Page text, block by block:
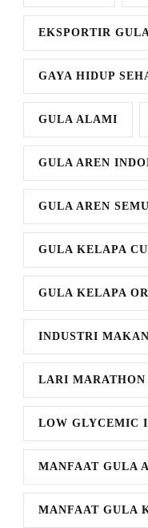
EKSPORTIR
GAYA HIDUP
GULA ALAMI
GULA AREN
GULA AREN
GULA KELAPA
GULA KELAPA
INDUSTRI
LARI MARATHON
LOW GLYCEMIC
MANFAAT GULA
MANFAAT GULA